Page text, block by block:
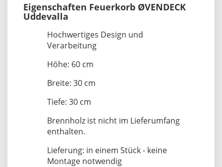
Eigenschaften Feuerkorb ØVENDECK
Uddevalla
Hochwertiges Design und
Verarbeitung
Höhe: 60 cm
Breite: 30 cm
Tiefe: 30 cm
Brennholz ist nicht im Lieferumfang
enthalten.
Lieferung: in einem Stück - keine
Montage notwendig